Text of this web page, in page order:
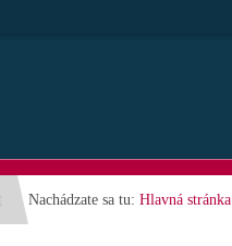
Nachádzate sa tu: Hlavná stránka